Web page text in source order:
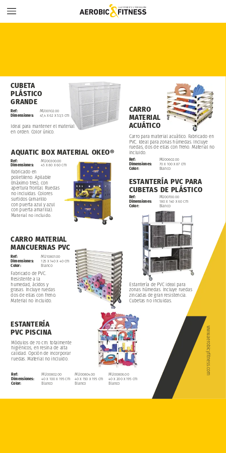
Ideal para mantener el material
en orden. Color único.
CUBETA
PLÁSTICO
GRANDE
Ref:
Dimensiones:
MU00102.00
47,4 x 62 x 53,5 cm
Estantería de PVC ideal para
zonas húmedas. Incluye ruedas
zincadas de gran resistencia.
Cubetas no incluidas.
ESTANTERÍA PVC PARA
CUBETAS DE PLÁSTICO
Ref:
Dimensiones:
Color:
MU00700.00
180 x 140 x 60 cm
Blanco
www.aerobicyfitness.com
Fabricado en
polietileno. Apilable
(máximo tres), con
apertura frontal. Ruedas
no incluidas. Colores
surtidos (amarillo
con puerta azul y azul
con puerta amarilla).
Material no incluido.
AQUATIC BOX MATERIAL OKEO®
Ref:
Dimensiones:
MU00300.00
45 x 80 x 60 cm
MU00804.00
40 x 150 x 195 cm
Blanco
Módulos de 70 cm. totalmente
higiénicos, en resina de alta
calidad. Opción de incorporar
ruedas. Material no incluido.
ESTANTERÍA
PVC PISCINA
Ref:
Dimensiones:
Color:
MU00802.00
40 x 100 x 195 cm
Blanco
MU00806.00
40 x 200 x 195 cm
Blanco
Fabricado de PVC.
Resistente a la
humedad, ácidos y
grasas. Incluye ruedas
dos de ellas con freno.
Material no incluido.
CARRO MATERIAL
MANCUERNAS PVC
Ref:
Dimensiones:
Color:
MU10801.00
125 x 140 x 40 cm
Blanco
Carro para material acuático. Fabricado en
PVC. Ideal para zonas húmedas. Incluye
ruedas, dos de ellas con freno. Material no
incluido.
CARRO
MATERIAL
ACUÁTICO
Ref:
Dimensiones:
Color:
MU00602.00
70 x 100 x 87 cm
Blanco